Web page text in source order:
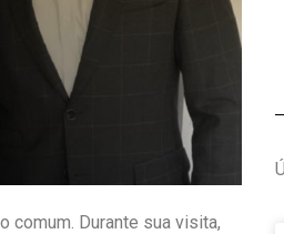
comum. Durante sua visita,